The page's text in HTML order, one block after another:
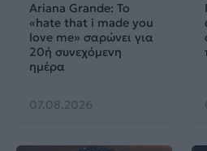
Ariana Grande: Το
«hate that i made you
love me» σαρώνει για
20ή συνεχόμενη
ημέρα
07.08.2026